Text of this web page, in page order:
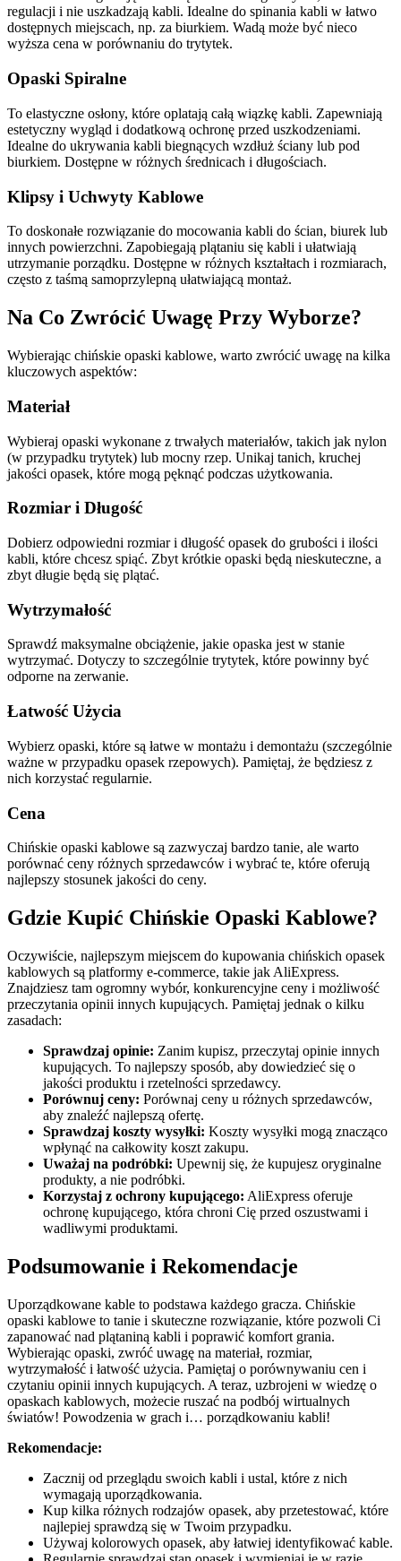
regulacji i nie uszkadzają kabli. Idealne do spinania kabli w łatwo
dostępnych miejscach, np. za biurkiem. Wadą może być nieco
wyższa cena w porównaniu do trytytek.
Opaski Spiralne
To elastyczne osłony, które oplatają całą wiązkę kabli. Zapewniają
estetyczny wygląd i dodatkową ochronę przed uszkodzeniami.
Idealne do ukrywania kabli biegnących wzdłuż ściany lub pod
biurkiem. Dostępne w różnych średnicach i długościach.
Klipsy i Uchwyty Kablowe
To doskonałe rozwiązanie do mocowania kabli do ścian, biurek lub
innych powierzchni. Zapobiegają plątaniu się kabli i ułatwiają
utrzymanie porządku. Dostępne w różnych kształtach i rozmiarach,
często z taśmą samoprzylepną ułatwiającą montaż.
Na Co Zwrócić Uwagę Przy Wyborze?
Wybierając chińskie opaski kablowe, warto zwrócić uwagę na kilka
kluczowych aspektów:
Materiał
Wybieraj opaski wykonane z trwałych materiałów, takich jak nylon
(w przypadku trytytek) lub mocny rzep. Unikaj tanich, kruchej
jakości opasek, które mogą pęknąć podczas użytkowania.
Rozmiar i Długość
Dobierz odpowiedni rozmiar i długość opasek do grubości i ilości
kabli, które chcesz spiąć. Zbyt krótkie opaski będą nieskuteczne, a
zbyt długie będą się plątać.
Wytrzymałość
Sprawdź maksymalne obciążenie, jakie opaska jest w stanie
wytrzymać. Dotyczy to szczególnie trytytek, które powinny być
odporne na zerwanie.
Łatwość Użycia
Wybierz opaski, które są łatwe w montażu i demontażu (szczególnie
ważne w przypadku opasek rzepowych). Pamiętaj, że będziesz z
nich korzystać regularnie.
Cena
Chińskie opaski kablowe są zazwyczaj bardzo tanie, ale warto
porównać ceny różnych sprzedawców i wybrać te, które oferują
najlepszy stosunek jakości do ceny.
Gdzie Kupić Chińskie Opaski Kablowe?
Oczywiście, najlepszym miejscem do kupowania chińskich opasek
kablowych są platformy e-commerce, takie jak AliExpress.
Znajdziesz tam ogromny wybór, konkurencyjne ceny i możliwość
przeczytania opinii innych kupujących. Pamiętaj jednak o kilku
zasadach:
Sprawdzaj opinie: Zanim kupisz, przeczytaj opinie innych
kupujących. To najlepszy sposób, aby dowiedzieć się o
jakości produktu i rzetelności sprzedawcy.
Porównuj ceny: Porównaj ceny u różnych sprzedawców,
aby znaleźć najlepszą ofertę.
Sprawdzaj koszty wysyłki: Koszty wysyłki mogą znacząco
wpłynąć na całkowity koszt zakupu.
Uważaj na podróbki: Upewnij się, że kupujesz oryginalne
produkty, a nie podróbki.
Korzystaj z ochrony kupującego: AliExpress oferuje
ochronę kupującego, która chroni Cię przed oszustwami i
wadliwymi produktami.
Podsumowanie i Rekomendacje
Uporządkowane kable to podstawa każdego gracza. Chińskie
opaski kablowe to tanie i skuteczne rozwiązanie, które pozwoli Ci
zapanować nad plątaniną kabli i poprawić komfort grania.
Wybierając opaski, zwróć uwagę na materiał, rozmiar,
wytrzymałość i łatwość użycia. Pamiętaj o porównywaniu cen i
czytaniu opinii innych kupujących. A teraz, uzbrojeni w wiedzę o
opaskach kablowych, możecie ruszać na podbój wirtualnych
światów! Powodzenia w grach i… porządkowaniu kabli!
Rekomendacje:
Zacznij od przeglądu swoich kabli i ustal, które z nich
wymagają uporządkowania.
Kup kilka różnych rodzajów opasek, aby przetestować, które
najlepiej sprawdzą się w Twoim przypadku.
Używaj kolorowych opasek, aby łatwiej identyfikować kable.